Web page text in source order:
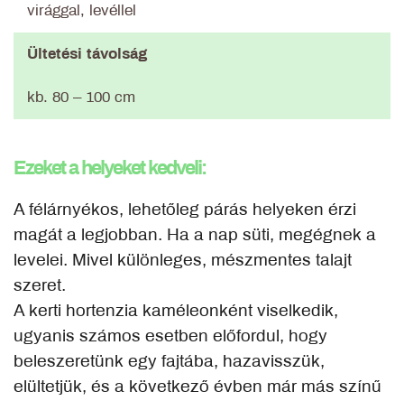
virággal, levéllel
Ültetési távolság
kb. 80 – 100 cm
Ezeket a helyeket kedveli:
A félárnyékos, lehetőleg párás helyeken érzi
magát a legjobban. Ha a nap süti, megégnek a
levelei. Mivel különleges, mészmentes talajt
szeret.
A kerti hortenzia kaméleonként viselkedik,
ugyanis számos esetben előfordul, hogy
beleszeretünk egy fajtába, hazavisszük,
elültetjük, és a következő évben már más színű